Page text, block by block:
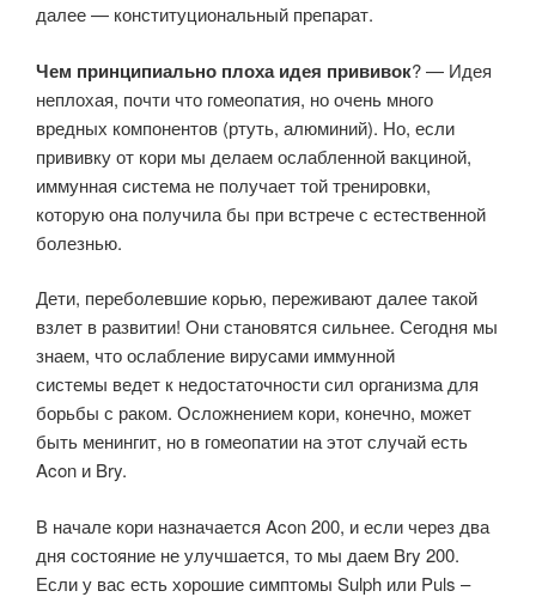
далее — конституциональный препарат.
Чем принципиально плоха идея прививок? — Идея
неплохая, почти что гомеопатия, но очень много
вредных компонентов (ртуть, алюминий). Но, если
прививку от кори мы делаем ослабленной вакциной,
иммунная система не получает той тренировки,
которую она получила бы при встрече с естественной
болезнью.
Дети, переболевшие корью, переживают далее такой
взлет в развитии! Они становятся сильнее. Сегодня мы
знаем, что ослабление вирусами иммунной
системы ведет к недостаточности сил организма для
борьбы с раком. Осложнением кори, конечно, может
быть менингит, но в гомеопатии на этот случай есть
Acon и Bry.
В начале кори назначается Acon 200, и если через два
дня состояние не улучшается, то мы даем Bry 200.
Если у вас есть хорошие симптомы Sulph или Puls –